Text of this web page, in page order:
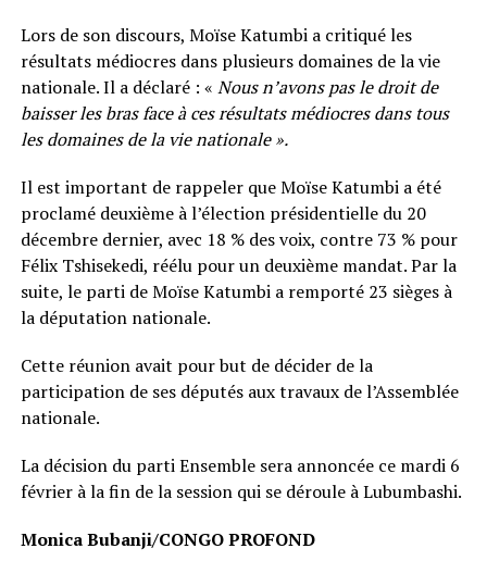
Lors de son discours, Moïse Katumbi a critiqué les
résultats médiocres dans plusieurs domaines de la vie
nationale. Il a déclaré : « Nous n’avons pas le droit de
baisser les bras face à ces résultats médiocres dans tous
les domaines de la vie nationale ».
Il est important de rappeler que Moïse Katumbi a été
proclamé deuxième à l’élection présidentielle du 20
décembre dernier, avec 18 % des voix, contre 73 % pour
Félix Tshisekedi, réélu pour un deuxième mandat. Par la
suite, le parti de Moïse Katumbi a remporté 23 sièges à
la députation nationale.
Cette réunion avait pour but de décider de la
participation de ses députés aux travaux de l’Assemblée
nationale.
La décision du parti Ensemble sera annoncée ce mardi 6
février à la fin de la session qui se déroule à Lubumbashi.
Monica Bubanji/CONGO PROFOND